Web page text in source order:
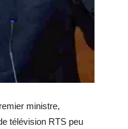
ministre,
télévision RTS peu